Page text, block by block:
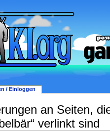
an Seiten,
verlinkt sind
/ Einloggen